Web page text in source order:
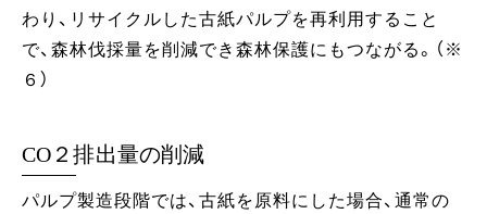
わり、リサイクルした古紙パルプを再利用すること
で、森林伐採量を削減でき森林保護にもつながる。（※
６）
CO２排出量の削減
パルプ製造段階では、古紙を原料にした場合、通常の